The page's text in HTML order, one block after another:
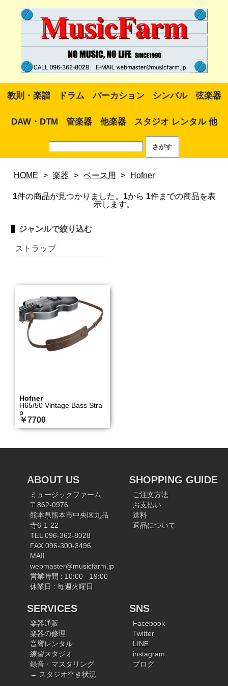
教則・楽譜 ドラム パーカション シンバル 弦楽器
DAW・DTM 管楽器 他楽器 スタジオ レンタル 他
HOME > 楽器 > ベース用 > Hofner
1件の商品が見つかりました。 1から 1件までの商品を表
示します。
ジャンルで絞り込む
ストラップ
Hofner
H65/50 Vintage Bass Stra
p
￥7700
ABOUT US
ミュージックファーム
〒862-0976
熊本県熊本市中央区九品
寺6-1-22
TEL 096-362-8028
FAX 096-300-3496
MAIL
webmaster@musicfarm.jp
営業時間 : 10:00 - 19:00
休業日 : 毎週火曜日
SHOPPING GUIDE
ご注文方法
お支払い
送料
返品について
SERVICES
楽器通販
楽器の修理
音響レンタル
練習スタジオ
録音・マスタリング
→ スタジオ空き状況
SNS
Facebook
Twitter
LINE
instagram
ブログ